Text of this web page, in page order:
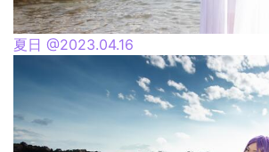
夏日 @2023.04.16